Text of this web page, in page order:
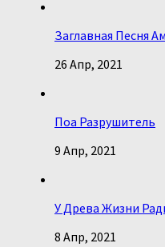
Заглавная Песня
26 Апр, 2021
Поа Разрушитель
9 Апр, 2021
У Древа Жизни
8 Апр, 2021